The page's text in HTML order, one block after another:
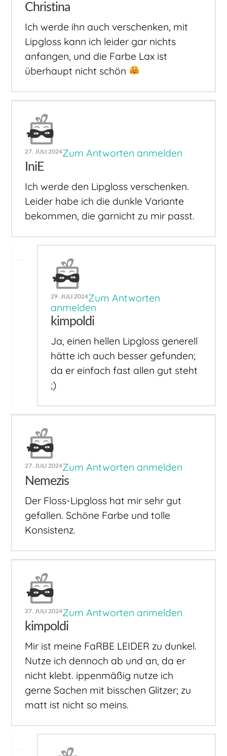
Christina
Ich werde ihn auch verschenken, mit
Lipgloss kann ich leider gar nichts
anfangen, und die Farbe Lax ist
überhaupt nicht schön
27. JULI 2024Zum Antworten anmelden
IniE
Ich werde den Lipgloss verschenken.
Leider habe ich die dunkle Variante
bekommen, die garnicht zu mir passt.
29. JULI 2024Zum Antworten
anmelden
kimpoldi
Ja, einen hellen Lipgloss generell
hätte ich auch besser gefunden;
da er einfach fast allen gut steht
;)
27. JULI 2024Zum Antworten anmelden
Nemezis
Der Floss-Lipgloss hat mir sehr gut
gefallen. Schöne Farbe und tolle
Konsistenz.
27. JULI 2024Zum Antworten anmelden
kimpoldi
Mir ist meine FaRBE LEIDER zu dunkel.
Nutze ich dennoch ab und an, da er
nicht klebt. ippenmäßig nutze ich
gerne Sachen mit bisschen Glitzer; zu
matt ist nicht so meins.